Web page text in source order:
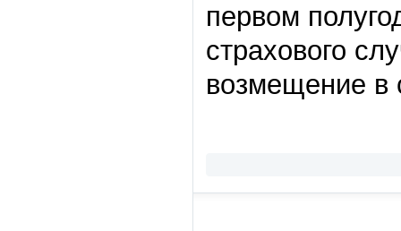
первом
страхового
возмещение в